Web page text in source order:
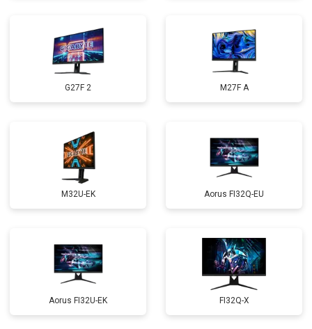
G27F 2 M27F A
M32U-EK Aorus FI32Q-EU
Aorus FI32U-EK FI32Q-X